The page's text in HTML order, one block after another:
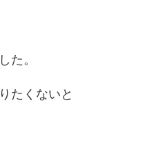
た。
たくないと